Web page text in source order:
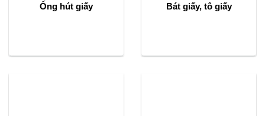
Ống hút giấy Bát giấy, tô giấy